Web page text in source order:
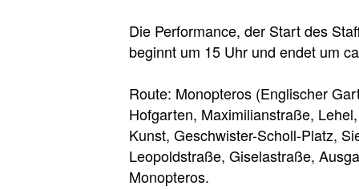
Die Performance, der Start des
beginnt um 15 Uhr und endet um
Route: Monopteros (Englischer
Hofgarten, Maximilianstraße,
Kunst, Geschwister-Scholl-Platz,
Leopoldstraße, Giselastraße,
Monopteros.